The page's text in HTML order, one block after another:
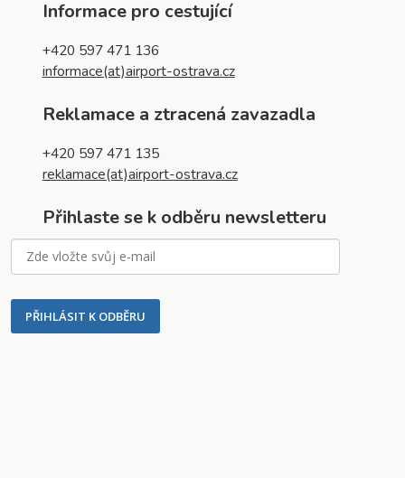
Informace pro cestující
+420 597 471 136
informace(at)airport-ostrava.cz
Reklamace a ztracená zavazadla
+420 597 471 135
reklamace(at)airport-ostrava.cz
Přihlaste se k odběru newsletteru
PŘIHLÁSIT K ODBĚRU